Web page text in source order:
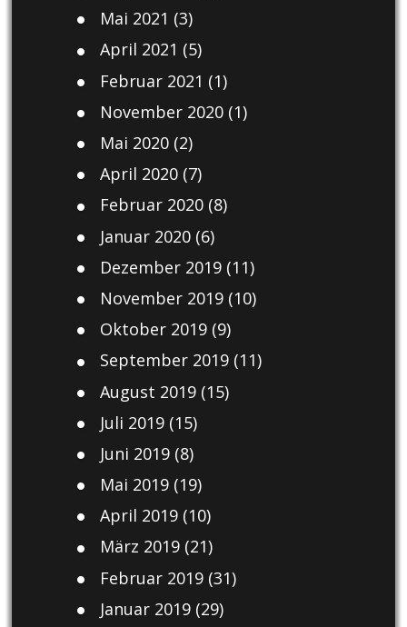
Mai 2021 (3)
April 2021 (5)
Februar 2021 (1)
November 2020(1)
Mai 2020(2)
April 2020(7)
Februar 2020(8)
Januar 2020(6)
Dezember 2019(11)
November 2019(10)
Oktober 2019(9)
September 2019(11)
August 2019(15)
Juli 2019(15)
Juni 2019(8)
Mai 2019(19)
April 2019(10)
März 2019(21)
Februar 2019(31)
Januar 2019(29)